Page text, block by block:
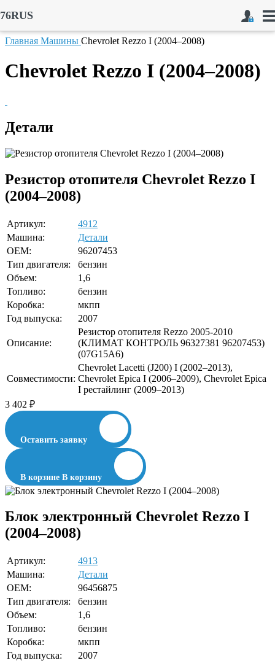
76RUS
Главная Машины Chevrolet Rezzo I (2004–2008)
Chevrolet Rezzo I (2004–2008)
Детали
Резистор отопителя Chevrolet Rezzo I
(2004–2008)
Артикул:
4912
Машина:
Детали
OEM:
96207453
Тип двигателя:
бензин
Объем:
1,6
Топливо:
бензин
Коробка:
мкпп
Год выпуска:
2007
Описание:
Резистор отопителя Rezzo 2005-2010
(КЛИМАТ КОНТРОЛЬ 96327381 96207453)
(07G15A6)
Совместимости:
Chevrolet Lacetti (J200) I (2002–2013),
Chevrolet Epica I (2006–2009), Chevrolet Epica
I рестайлинг (2009–2013)
3 402 ₽
Оставить заявку
В корзине В корзину
Блок электронный Chevrolet Rezzo I
(2004–2008)
Артикул:
4913
Машина:
Детали
OEM:
96456875
Тип двигателя:
бензин
Объем:
1,6
Топливо:
бензин
Коробка:
мкпп
Год выпуска:
2007